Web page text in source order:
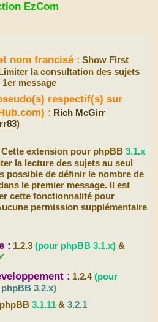
EzCom
nom francisé : Show First
la consultation des sujets
message
respectif(s) sur
: Rich McGirr
)
Cette extension pour phpBB 3.1.x
la lecture des sujets au seul
possible de définir le nombre de
le premier message. Il est
cette fonctionnalité pour
permission supplémentaire
: 1.2.3 (pour phpBB 3.1.x) &
: 1.2.4(pour
3.2.x)
phpBB 3.1.11 & 3.2.1